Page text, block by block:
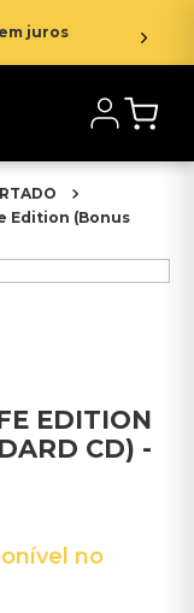
juros
Edition (Bonus
EDITION
CD) -
no